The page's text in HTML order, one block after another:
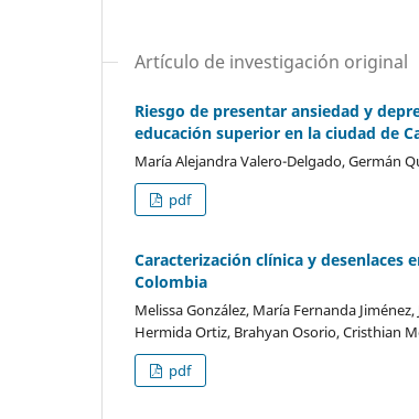
Artículo de investigación original
Riesgo de presentar ansiedad y
educación superior en la ciudad de
María Alejandra Valero-Delgado, Germán
pdf
Caracterización clínica y desenlaces
Colombia
Melissa González, María Fernanda
Hermida Ortiz, Brahyan Osorio, Cristhian
pdf